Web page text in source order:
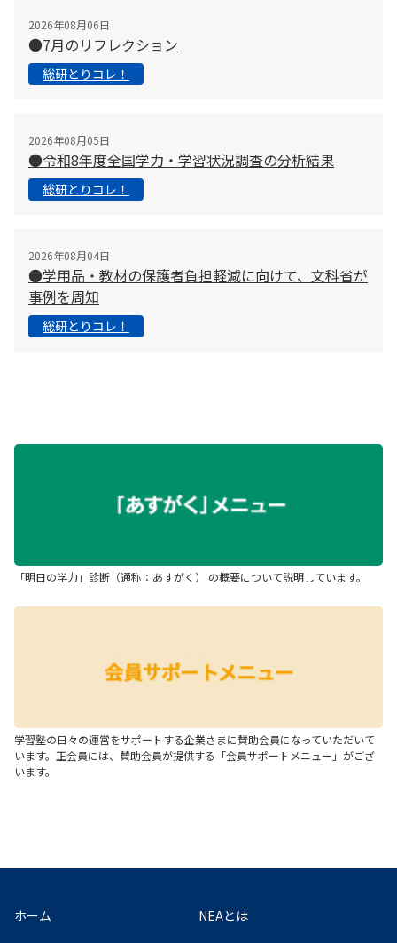
2026年08月06日
●7月のリフレクション
総研とりコレ！
2026年08月05日
●令和8年度全国学力・学習状況調査の分析結果
総研とりコレ！
2026年08月04日
●学用品・教材の保護者負担軽減に向けて、文科省が
事例を周知
総研とりコレ！
「明日の学力」診断（通称：あすがく） の概要について説明しています。
学習塾の日々の運営をサポートする企業さまに賛助会員になっていただいて
います。正会員には、賛助会員が提供する「会員サポートメニュー」がござ
います。
ホーム NEAとは